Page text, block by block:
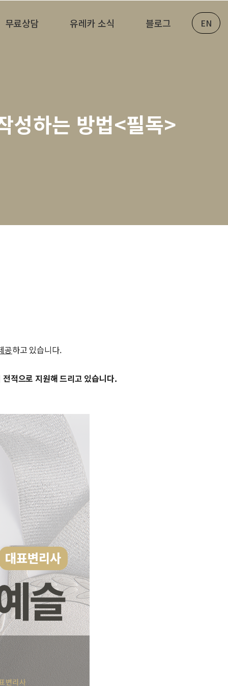
무료상담 유레카 소식 블로그 EN
성하는 방법<필독>
공하고 있습니다.
적으로 지원해 드리고 있습니다.